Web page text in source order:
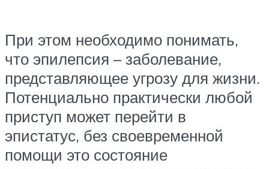
При этом необходимо понимать,
что эпилепсия – заболевание,
представляющее угрозу для жизни.
Потенциально практически любой
приступ может перейти в
эпистатус, без своевременной
помощи это состояние